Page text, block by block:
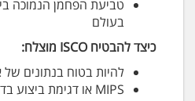
טביעת הפחמן הנמוכה
בעולם
כיצד להבטיח ISCO מוצלח:
להיות בטוח בנתונים
MIPS או דגימת ביצוע בדיקות נוספות.